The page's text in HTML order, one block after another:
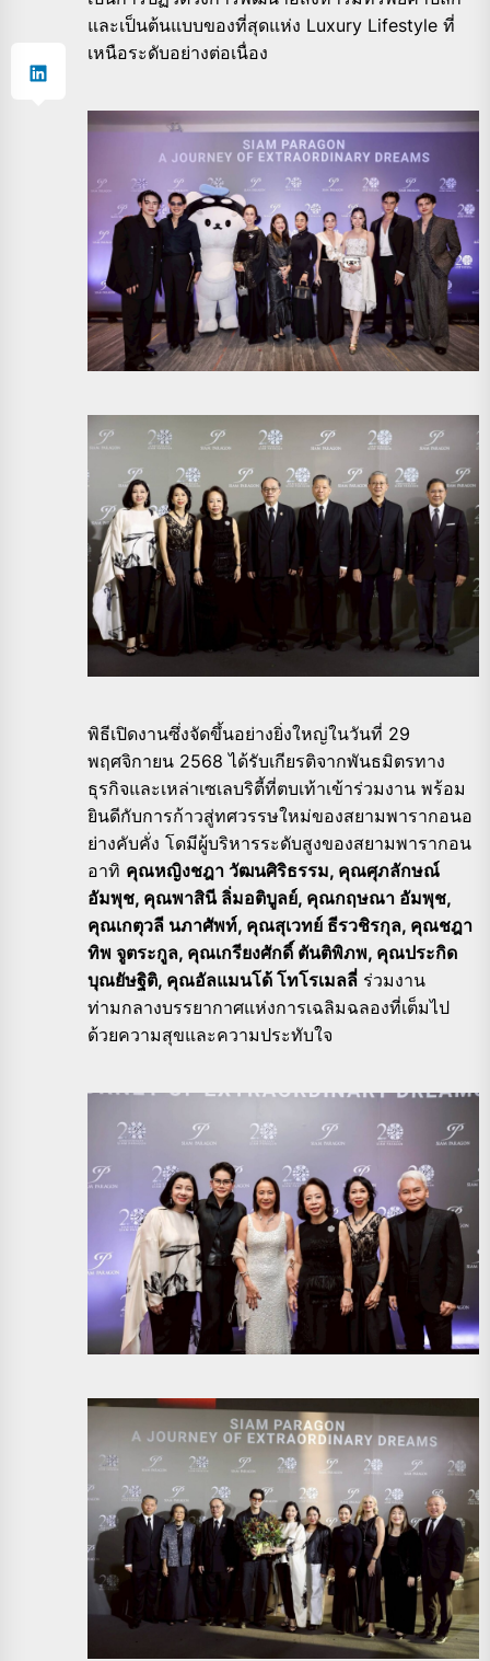
และเป็นต้นแบบของที่สุดแห่ง Luxury Lifestyle ที่
เหนือระดับอย่างต่อเนื่อง
พิธีเปิดงานซึ่งจัดขึ้นอย่างยิ่งใหญ่ในวันที่ 29
พฤศจิกายน 2568 ได้รับเกียรติจากพันธมิตรทาง
ธุรกิจและเหล่าเซเลบริตี้ที่ตบเท้าเข้าร่วมงาน พร้อม
ยินดีกับการก้าวสู่ทศวรรษใหม่ของสยามพารากอนอ
ย่างคับคั่ง โดมีผู้บริหารระดับสูงของสยามพารากอน
อาทิ คุณหญิงชฎา วัฒนศิริธรรม, คุณศุภลักษณ์
อัมพุช, คุณพาสินี ลิ่มอติบูลย์, คุณกฤษณา อัมพุช,
คุณเกตุวลี นภาศัพท์, คุณสุเวทย์ ธีรวชิรกุล, คุณชฎา
ทิพ จูตระกูล, คุณเกรียงศักดิ์ ตันติพิภพ, คุณประกิด
บุณยัษฐิติ, คุณอัลแมนโด้ โทโรเมลลี่ ร่วมงาน
ท่ามกลางบรรยากาศแห่งการเฉลิมฉลองที่เต็มไป
ด้วยความสุขและความประทับใจ